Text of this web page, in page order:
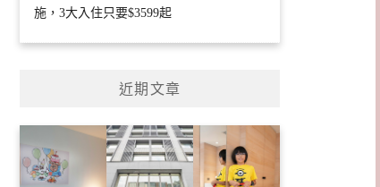
施，3大入住只要$3599起
近期文章